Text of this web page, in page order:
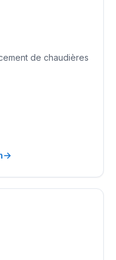
de chaudières
→